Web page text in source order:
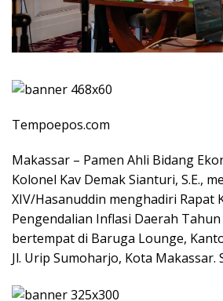
Tempoepos.com
Makassar – Pamen Ahli Bidang
Kolonel Kav Demak Sianturi, S.E.,
XIV/Hasanuddin menghadiri Rapat
Pengendalian Inflasi Daerah
bertempat di Baruga Lounge,
Jl. Urip Sumoharjo, Kota Makassar.